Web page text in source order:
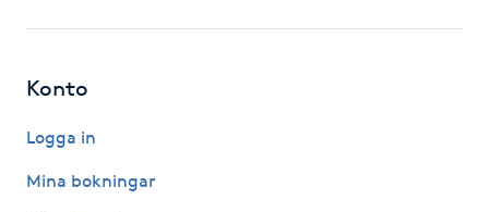
Japansk massage
Katun fransar
Konto
Logga in
Mina bokningar